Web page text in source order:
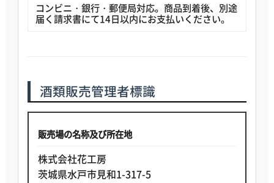
コンビニ・銀行・郵便局対応。商品到着後、別途
届く請求書にて14日以内にお支払いください。
酒類販売管理者標識
販売場の名称及び所在地
株式会社花工房
茨城県水戸市見和1-317-5